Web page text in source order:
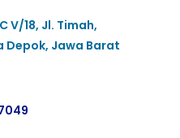
V/18, Jl. Timah,
Depok, Jawa Barat